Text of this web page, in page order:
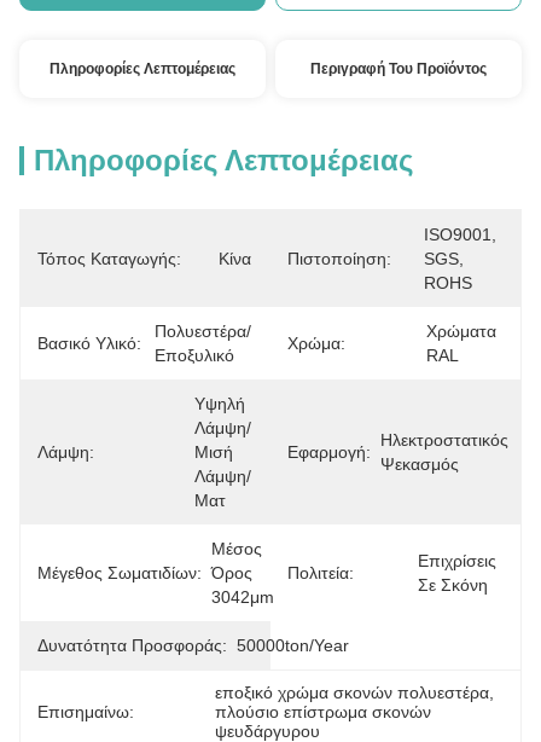
Πληροφορίες Λεπτομέρειας Περιγραφή Του Προϊόντος
Πληροφορίες Λεπτομέρειας
Τόπος Καταγωγής: Κίνα Πιστοποίηση:
ISO9001,
SGS,
ROHS
Βασικό Υλικό:
Πολυεστέρα/
Εποξυλικό
Χρώμα:
Χρώματα
RAL
Λάμψη:
Υψηλή
Λάμψη/
Μισή
Λάμψη/
Ματ
Εφαρμογή:
Ηλεκτροστατικός
Ψεκασμός
Μέγεθος Σωματιδίων:
Μέσος
Όρος
3042μm
Πολιτεία:
Επιχρίσεις
Σε Σκόνη
Δυνατότητα Προσφοράς: 50000ton/Year
Επισημαίνω:
εποξικό χρώμα σκονών πολυεστέρα
πλούσιο επίστρωμα σκονών
ψευδάργυρου